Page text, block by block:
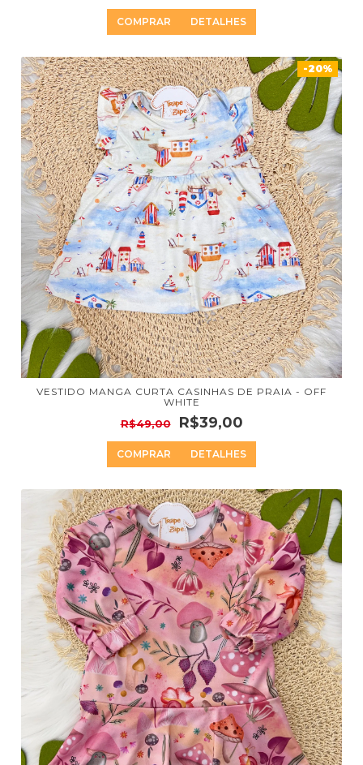
COMPRAR DETALHES
-20%
VESTIDO MANGA CURTA CASINHAS DE PRAIA - OFF
WHITE
R$49,00 R$39,00
COMPRAR DETALHES